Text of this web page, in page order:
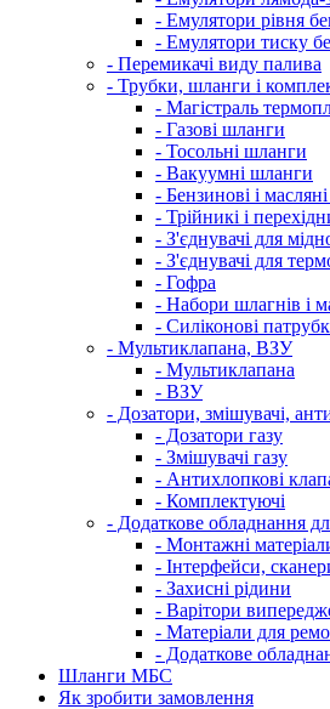
- Емулятори рівня
- Емулятори тиску
- Перемикачі виду палива
- Трубки, шланги і
- Магістраль
- Газові шланги
- Тосольні шланги
- Вакуумні шланги
- Бензинові і
- Трійникі і
- З'єднувачі для
- З'єднувачі для
- Гофра
- Набори шлагнів і
- Силіконові
- Мультиклапана, ВЗУ
- Мультиклапана
- ВЗУ
- Дозатори, змішувачі,
- Дозатори газу
- Змішувачі газу
- Антихлопкові
- Комплектуючі
- Додаткове обладнання
- Монтажні
- Інтерфейси,
- Захисні рідини
- Варітори
- Матеріали для
- Додаткове
Шланги МБС
Як зробити замовлення